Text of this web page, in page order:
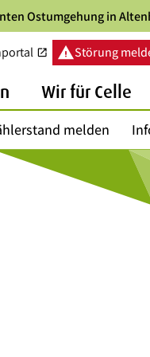
Ostumgehung in
open_in_new warningStörung
melden
Wir für Celle